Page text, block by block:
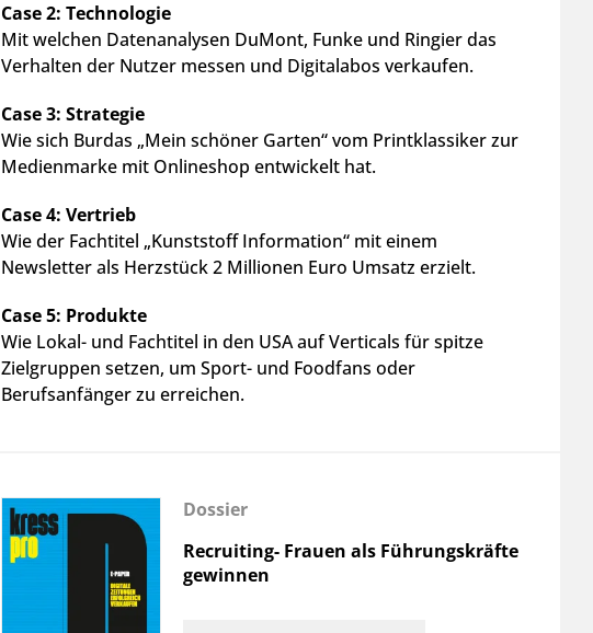
Case 2: Technologie
Mit welchen Datenanalysen DuMont, Funke und Ringier das
Verhalten der Nutzer messen und Digitalabos verkaufen.
Case 3: Strategie
Wie sich Burdas „Mein schöner Garten“ vom Printklassiker zur
Medienmarke mit Onlineshop entwickelt hat.
Case 4: Vertrieb
Wie der Fachtitel „Kunststoff Information“ mit einem
Newsletter als Herzstück 2 Millionen Euro Umsatz erzielt.
Case 5: Produkte
Wie Lokal- und Fachtitel in den USA auf Verticals für spitze
Zielgruppen setzen, um Sport- und Foodfans oder
Berufsanfänger zu erreichen.
Dossier
Recruiting- Frauen als Führungskräfte
gewinnen